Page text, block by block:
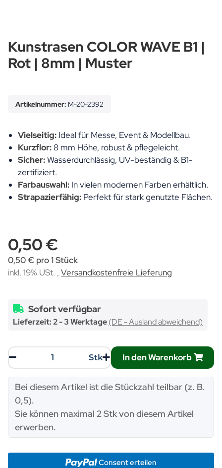
Kunstrasen COLOR WAVE B1 |
Rot | 8mm | Muster
Artikelnummer: M-20-2392
Vielseitig: Ideal für Messe, Event & Modellbau.
Kurzflor: 8 mm Höhe, robust & pflegeleicht.
Sicher:Wasserdurchlässig, UV-beständig & B1-
zertifiziert.
Farbauswahl: In vielen modernen Farben erhältlich.
Strapazierfähig: Perfekt für stark genutzte Flächen.
0,50 €
0,50 € pro 1 Stück
inkl. 19% USt. , Versandkostenfreie Lieferung
Sofort verfügbar
Lieferzeit:2 - 3 Werktage(DE - Ausland abweichend)
Stk In den Warenkorb
x
Bei diesem Artikel ist die Stückzahl teilbar (z. B.
0,5).
Sie können maximal 2 Stk von diesem Artikel
erwerben.
Consent erteilen